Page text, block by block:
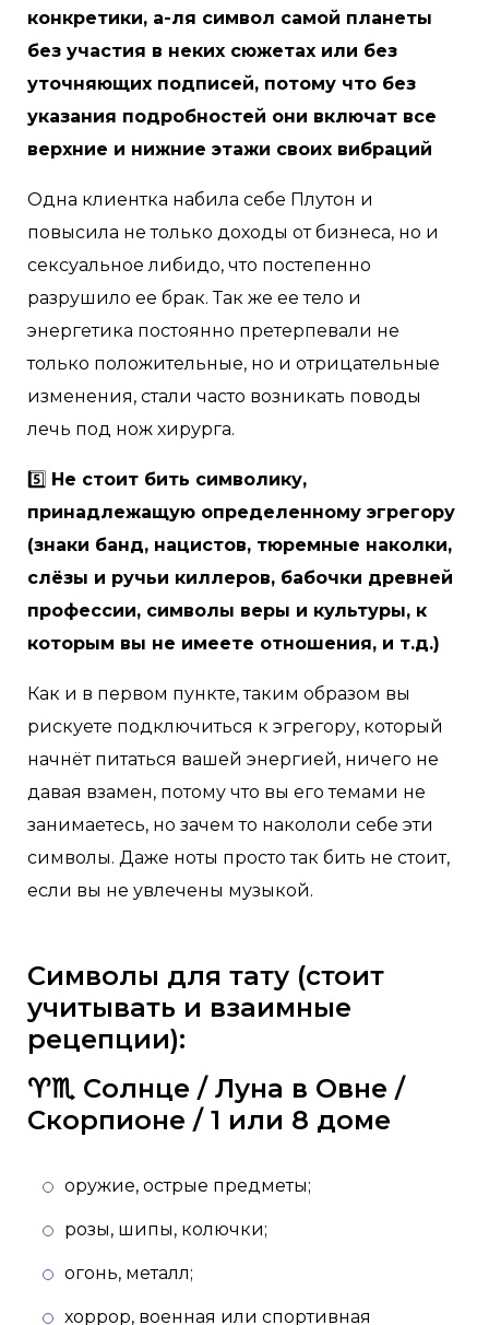
конкретики, а-ля символ самой планеты
без участия в неких сюжетах или без
уточняющих подписей, потому что без
указания подробностей они включат все
верхние и нижние этажи своих вибраций
Одна клиентка набила себе Плутон и
повысила не только доходы от бизнеса, но и
сексуальное либидо, что постепенно
разрушило ее брак. Так же ее тело и
энергетика постоянно претерпевали не
только положительные, но и отрицательные
изменения, стали часто возникать поводы
лечь под нож хирурга.
5️⃣ Не стоит бить символику,
принадлежащую определенному эгрегору
(знаки банд, нацистов, тюремные наколки,
слёзы и ручьи киллеров, бабочки древней
профессии, символы веры и культуры, к
которым вы не имеете отношения, и т.д.)
Как и в первом пункте, таким образом вы
рискуете подключиться к эгрегору, который
начнёт питаться вашей энергией, ничего не
давая взамен, потому что вы его темами не
занимаетесь, но зачем то накололи себе эти
символы. Даже ноты просто так бить не стоит,
если вы не увлечены музыкой.
Символы для тату (стоит
учитывать и взаимные
рецепции):
♈️♏️ Солнце / Луна в Овне /
Скорпионе / 1 или 8 доме
оружие, острые предметы;
розы, шипы, колючки;
огонь, металл;
хоррор, военная или спортивная